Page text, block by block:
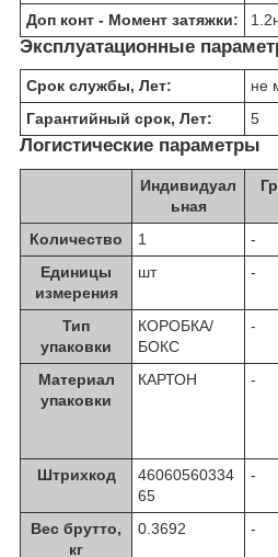
Доп конт - Момент затяжки: 1.2
Эксплуатационные
Срок службы, Лет:
не
Гарантийный срок, Лет:
5
Логистические параметры
Индивидуал
ьная
Количество
1 -
Единицы
измерения
шт -
Тип
упаковки
КОРОБКА/
БОКС
-
Материал
упаковки
КАРТОН -
Штрихкод
46060560334
65
-
Вес брутто,
кг
0.3692 -